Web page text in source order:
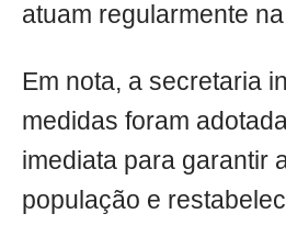
atuam regularmente
Em nota, a secretaria
medidas foram
imediata para garantir
população e